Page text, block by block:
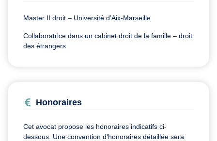
Master II droit – Université d’Aix-Marseille
Collaboratrice dans un cabinet droit de la famille – droit
des étrangers
Honoraires
Cet avocat propose les honoraires indicatifs ci-
dessous. Une convention d'honoraires détaillée sera